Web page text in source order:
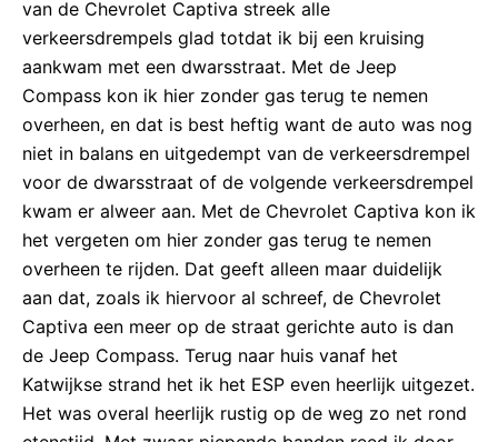
van de Chevrolet Captiva streek alle
verkeersdrempels glad totdat ik bij een kruising
aankwam met een dwarsstraat. Met de Jeep
Compass kon ik hier zonder gas terug te nemen
overheen, en dat is best heftig want de auto was nog
niet in balans en uitgedempt van de verkeersdrempel
voor de dwarsstraat of de volgende verkeersdrempel
kwam er alweer aan. Met de Chevrolet Captiva kon ik
het vergeten om hier zonder gas terug te nemen
overheen te rijden. Dat geeft alleen maar duidelijk
aan dat, zoals ik hiervoor al schreef, de Chevrolet
Captiva een meer op de straat gerichte auto is dan
de Jeep Compass. Terug naar huis vanaf het
Katwijkse strand het ik het ESP even heerlijk uitgezet.
Het was overal heerlijk rustig op de weg zo net rond